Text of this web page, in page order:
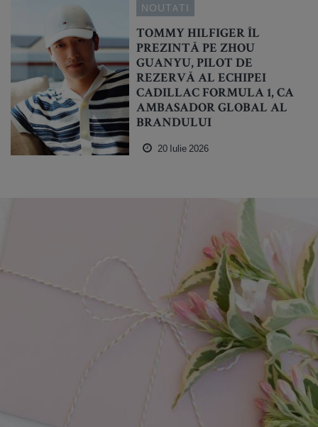
NOUTATI
TOMMY HILFIGER ÎL
PREZINTĂ PE ZHOU
GUANYU, PILOT DE
REZERVĂ AL ECHIPEI
CADILLAC FORMULA 1, CA
AMBASADOR GLOBAL AL
BRANDULUI
20 Iulie 2026